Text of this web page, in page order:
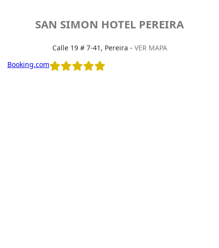
SAN SIMON HOTEL PEREIRA
Calle 19 # 7-41, Pereira - VER MAPA
Booking.com